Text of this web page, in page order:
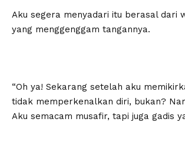
Aku segera menyadari itu berasal dari
yang menggenggam tangannya.
“Oh ya! Sekarang setelah aku
tidak memperkenalkan diri, bukan?
Aku semacam musafir, tapi juga gadis